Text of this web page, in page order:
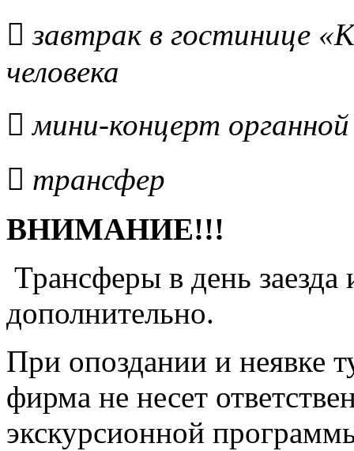
 завтрак в гостинице
человека
 мини-концерт
 трансфер
ВНИМАНИЕ!!!
Трансферы в день заезда
дополнительно.
При опоздании и неявке
фирма не несет
экскурсионной